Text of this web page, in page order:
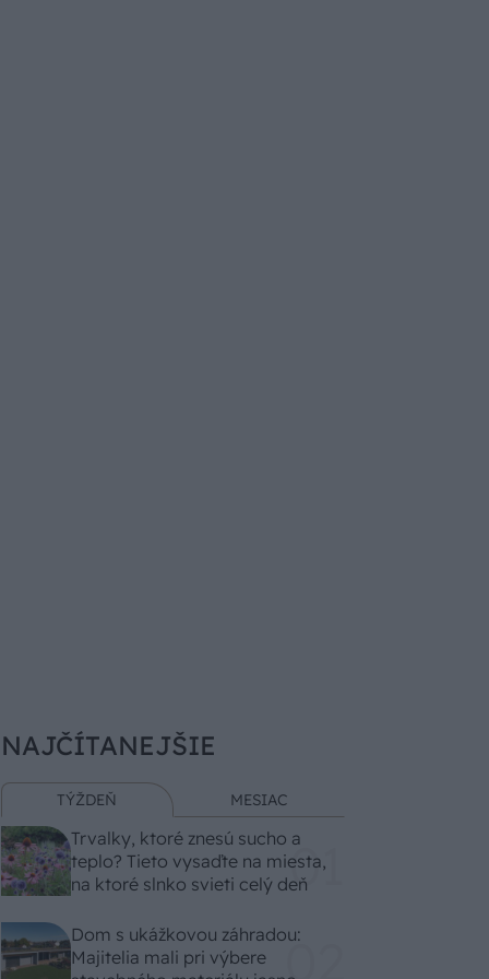
NAJČÍTANEJŠIE
TÝŽDEŇ MESIAC
Trvalky, ktoré znesú sucho a
teplo? Tieto vysaďte na miesta,
na ktoré slnko svieti celý deň
Dom s ukážkovou záhradou:
Majitelia mali pri výbere